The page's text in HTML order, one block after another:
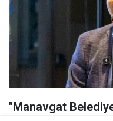
"Manavgat